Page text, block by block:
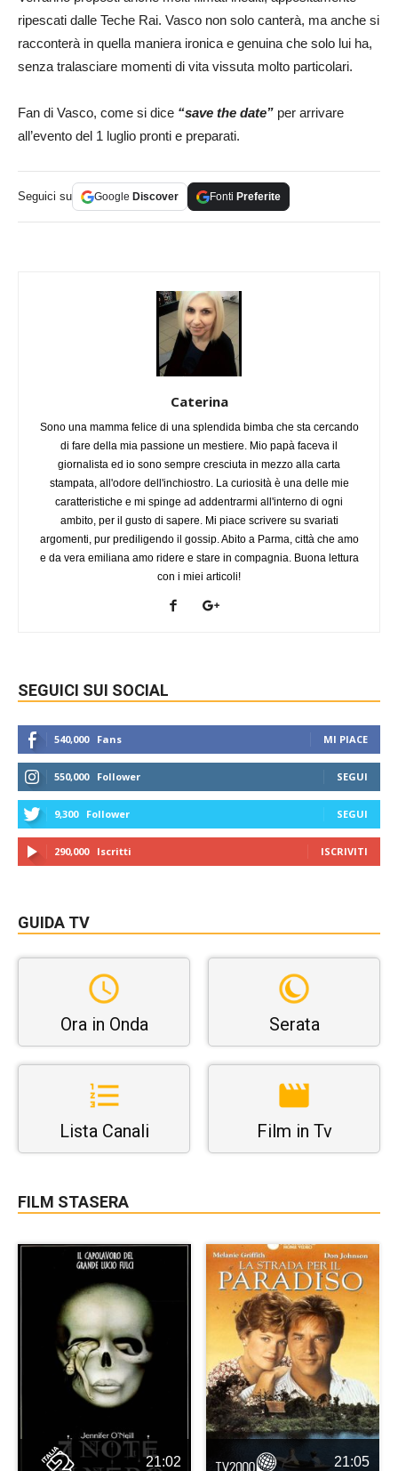
ripescati dalle Teche Rai. Vasco non solo canterà, ma anche si
racconterà in quella maniera ironica e genuina che solo lui ha,
senza tralasciare momenti di vita vissuta molto particolari.
Fan di Vasco, come si dice “save the date” per arrivare
all’evento del 1 luglio pronti e preparati.
Seguici su Google Discover Fonti Preferite
Caterina
Sono una mamma felice di una splendida bimba che sta cercando
di fare della mia passione un mestiere. Mio papà faceva il
giornalista ed io sono sempre cresciuta in mezzo alla carta
stampata, all'odore dell'inchiostro. La curiosità è una delle mie
caratteristiche e mi spinge ad addentrarmi all'interno di ogni
ambito, per il gusto di sapere. Mi piace scrivere su svariati
argomenti, pur prediligendo il gossip. Abito a Parma, città che amo
e da vera emiliana amo ridere e stare in compagnia. Buona lettura
con i miei articoli!
SEGUICI SUI SOCIAL
540,000 Fans MI PIACE
550,000 Follower SEGUI
9,300 Follower SEGUI
290,000 Iscritti ISCRIVITI
GUIDA TV
Ora in Onda Serata
Lista Canali Film in Tv
FILM STASERA
21:02 21:05